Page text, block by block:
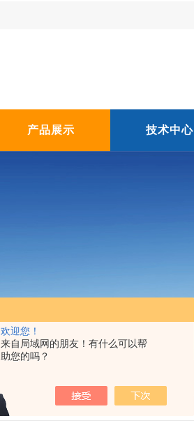
欢迎您！
来自局域网的朋友！有什么可以帮
助您的吗？
产品展示 技术中心